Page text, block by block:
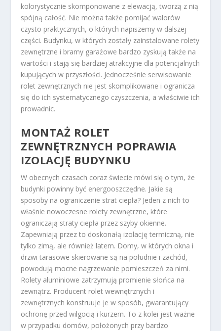
kolorystycznie skomponowane z elewacją, tworzą z nią
spójną całość. Nie można także pomijać walorów
czysto praktycznych, o których napiszemy w dalszej
części. Budynku, w których zostały zainstalowane rolety
zewnętrzne i bramy garażowe bardzo zyskują także na
wartości i stają się bardziej atrakcyjne dla potencjalnych
kupujących w przyszłości. Jednocześnie serwisowanie
rolet zewnętrznych nie jest skomplikowane i ogranicza
się do ich systematycznego czyszczenia, a właściwie ich
prowadnic.
MONTAŻ ROLET
ZEWNĘTRZNYCH POPRAWIA
IZOLACJĘ BUDYNKU
W obecnych czasach coraz świecie mówi się o tym, że
budynki powinny być energooszczędne. Jakie są
sposoby na ograniczenie strat ciepła? Jeden z nich to
właśnie nowoczesne rolety zewnętrzne, które
ograniczają straty ciepła przez szyby okienne.
Zapewniają przez to doskonałą izolację termiczną, nie
tylko zimą, ale również latem. Domy, w których okna i
drzwi tarasowe skierowane są na południe i zachód,
powodują mocne nagrzewanie pomieszczeń za nimi.
Rolety aluminiowe zatrzymują promienie słońca na
zewnątrz. Producent rolet wewnętrznych i
zewnętrznych konstruuje je w sposób, gwarantujący
ochronę przed wilgocią i kurzem. To z kolei jest ważne
w przypadku domów, położonych przy bardzo